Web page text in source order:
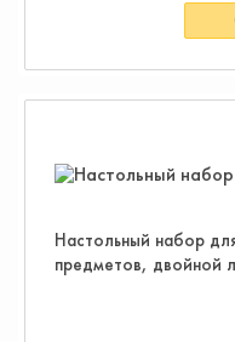
Настольный набор
предметов, двойной